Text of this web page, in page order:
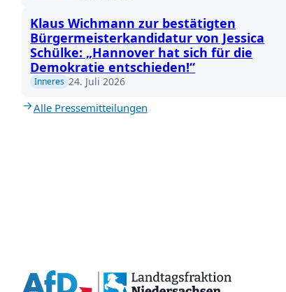
Klaus Wichmann zur bestätigten
Bürgermeisterkandidatur von Jessica
Schülke: „Hannover hat sich für die
Demokratie entschieden!“
Inneres 24. Juli 2026
Alle Pressemitteilungen